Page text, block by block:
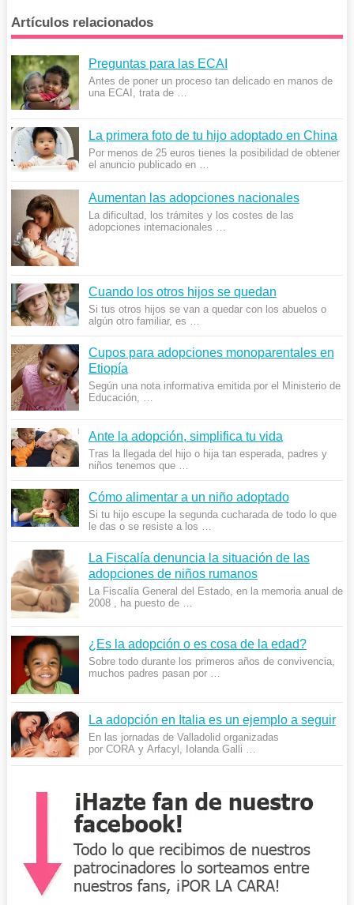
Artículos relacionados
Preguntas para las ECAI
Antes de poner un proceso tan delicado en manos de
una ECAI, trata de …
La primera foto de tu hijo adoptado en China
Por menos de 25 euros tienes la posibilidad de obtener
el anuncio publicado en …
Aumentan las adopciones nacionales
La dificultad, los trámites y los costes de las
adopciones internacionales …
Cuando los otros hijos se quedan
Si tus otros hijos se van a quedar con los abuelos o
algún otro familiar, es …
Cupos para adopciones monoparentales en
Etiopía
Según una nota informativa emitida por el Ministerio de
Educación, …
Ante la adopción, simplifica tu vida
Tras la llegada del hijo o hija tan esperada, padres y
niños tenemos que …
Cómo alimentar a un niño adoptado
Si tu hijo escupe la segunda cucharada de todo lo que
le das o se resiste a los …
La Fiscalía denuncia la situación de las
adopciones de niños rumanos
La Fiscalía General del Estado, en la memoria anual de
2008 , ha puesto de …
¿Es la adopción o es cosa de la edad?
Sobre todo durante los primeros años de convivencia,
muchos padres pasan por …
La adopción en Italia es un ejemplo a seguir
En las jornadas de Valladolid organizadas
por CORA y Arfacyl, Iolanda Galli …